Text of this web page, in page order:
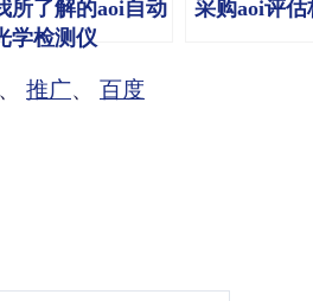
所了解的aoi自动
学检测仪
采购aoi评估
、 推广、 百度